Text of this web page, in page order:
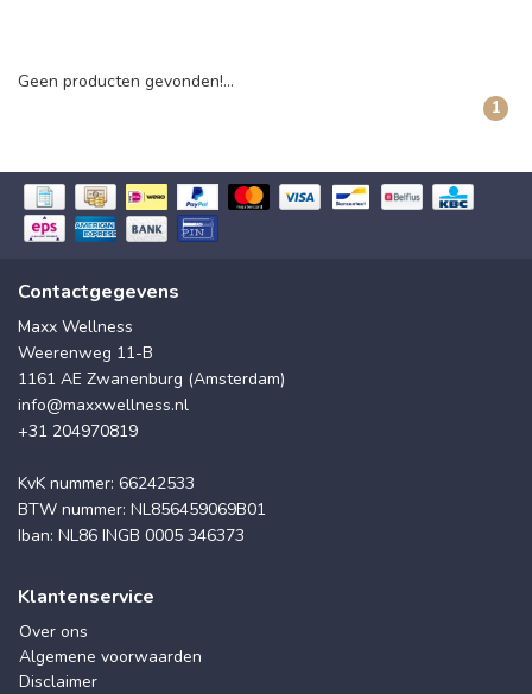
Geen producten gevonden!...
1
Contactgegevens
Maxx Wellness
Weerenweg 11-B
1161 AE Zwanenburg (Amsterdam)
info@maxxwellness.nl
+31 204970819
KvK nummer: 66242533
BTW nummer: NL856459069B01
Iban: NL86 INGB 0005 346373
Klantenservice
Over ons
Algemene voorwaarden
Disclaimer